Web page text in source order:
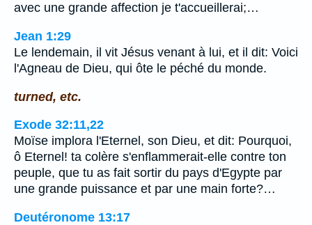
avec une grande affection je t'accueillerai;…
Jean 1:29
Le lendemain, il vit Jésus venant à lui, et il dit: Voici
l'Agneau de Dieu, qui ôte le péché du monde.
turned, etc.
Exode 32:11,22
Moïse implora l'Eternel, son Dieu, et dit: Pourquoi,
ô Eternel! ta colère s'enflammerait-elle contre ton
peuple, que tu as fait sortir du pays d'Egypte par
une grande puissance et par une main forte?…
Deutéronome 13:17